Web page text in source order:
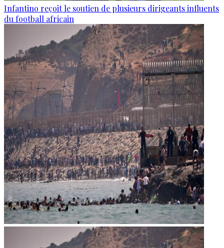
Infantino reçoit le soutien de plusieurs dirigeants influents
du football africain